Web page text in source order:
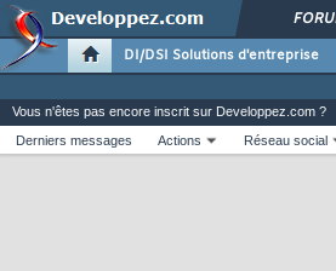
DI/DSI Solutions d'entreprise
Vous n'êtes pas encore inscrit sur Developpez.com ?
Derniers messages
Actions Réseau social